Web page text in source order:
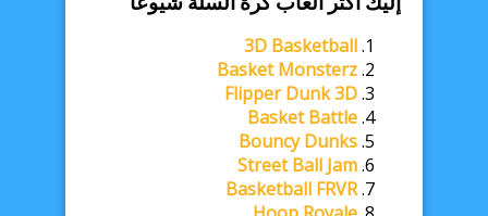
3D Basketball
Basket Monsterz
Flipper Dunk 3D
Basket Battle
Bouncy Dunks
Street Ball Jam
Basketball FRVR